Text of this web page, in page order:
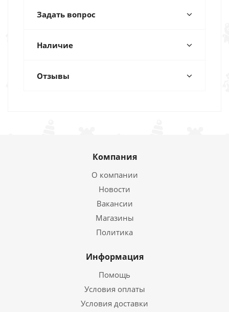
Задать вопрос
Наличие
Отзывы
Компания
О компании
Новости
Вакансии
Магазины
Политика
Информация
Помощь
Условия оплаты
Условия доставки